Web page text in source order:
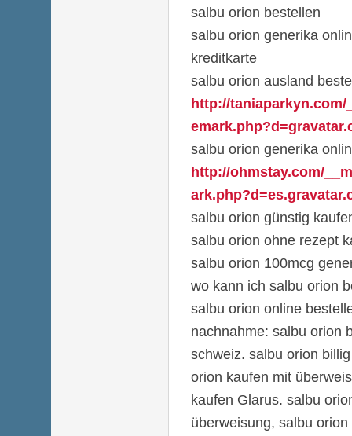
salbu orion bestellen
salbu orion generika
kreditkarte
salbu orion ausland
http://taniaparkyn.com/
salbu orion generika
http://ohmstay.com/
salbu orion günstig
salbu orion ohne rezept
salbu orion 100mcg
wo kann ich salbu orion
salbu orion online
nachnahme: salbu orion
schweiz. salbu orion
orion kaufen mit
kaufen Glarus. salbu
überweisung, salbu